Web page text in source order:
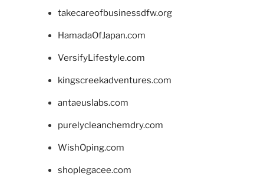
takecareofbusinessdfw.org
HamadaOfJapan.com
VersifyLifestyle.com
kingscreekadventures.com
antaeuslabs.com
purelycleanchemdry.com
WishOping.com
shoplegacee.com